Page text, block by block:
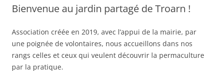
Bienvenue au jardin partagé de Troarn !
Association créée en 2019, avec l’appui de la mairie, par
une poignée de volontaires, nous accueillons dans nos
rangs celles et ceux qui veulent découvrir la permaculture
par la pratique.